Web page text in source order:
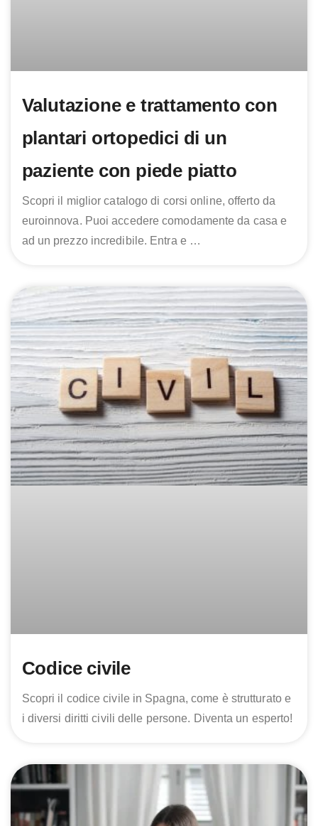
Valutazione e trattamento con
plantari ortopedici di un
paziente con piede piatto
Scopri il miglior catalogo di corsi online, offerto da
euroinnova. Puoi accedere comodamente da casa e
ad un prezzo incredibile. Entra e …
Codice civile
Scopri il codice civile in Spagna, come è strutturato e
i diversi diritti civili delle persone. Diventa un esperto!